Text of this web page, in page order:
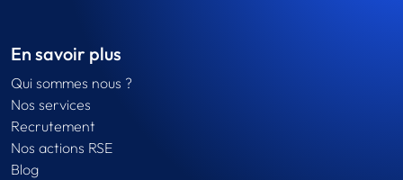
En savoir plus
Qui sommes nous ?
Nos services
Recrutement
Nos actions RSE
Blog